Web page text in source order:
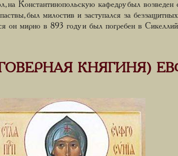
на Константинопольскую кафедру был
был милостив и заступался за
он мирно в 893 году и был погребен в
КНЯГИНЯ)